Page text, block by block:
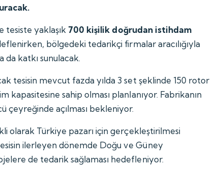
tesiste yaklaşık 700 kişilik doğrudan istihdam
bölgedeki tedarikçi firmalar aracılığıyla
da katkı sunulacak.
tesisin mevcut fazda yılda 3 set şeklinde 150 rotor
kapasitesine sahip olması planlanıyor. Fabrikanın
çeyreğinde açılması bekleniyor.
olarak Türkiye pazarı için gerçekleştirilmesi
ilerleyen dönemde Doğu ve Güney
de tedarik sağlaması hedefleniyor.